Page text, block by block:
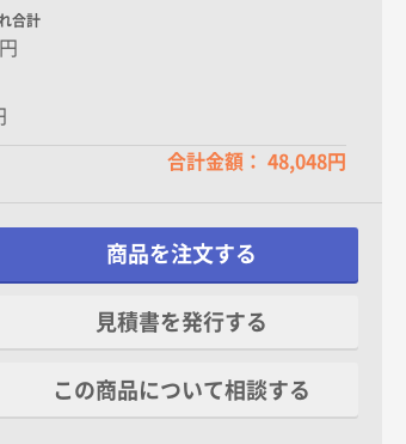
合計
合計金額： 48,048円
商品を注文する
見積書を発行する
この商品について相談する